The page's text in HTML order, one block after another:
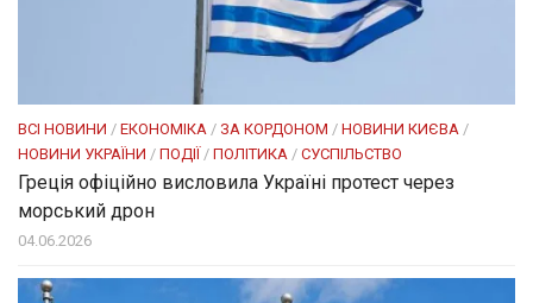
ВСІ НОВИНИ / ЕКОНОМІКА / ЗА КОРДОНОМ / НОВИНИ КИЄВА /
НОВИНИ УКРАЇНИ / ПОДІЇ / ПОЛІТИКА / СУСПІЛЬСТВО
Греція офіційно висловила Україні протест через
морський дрон
04.06.2026